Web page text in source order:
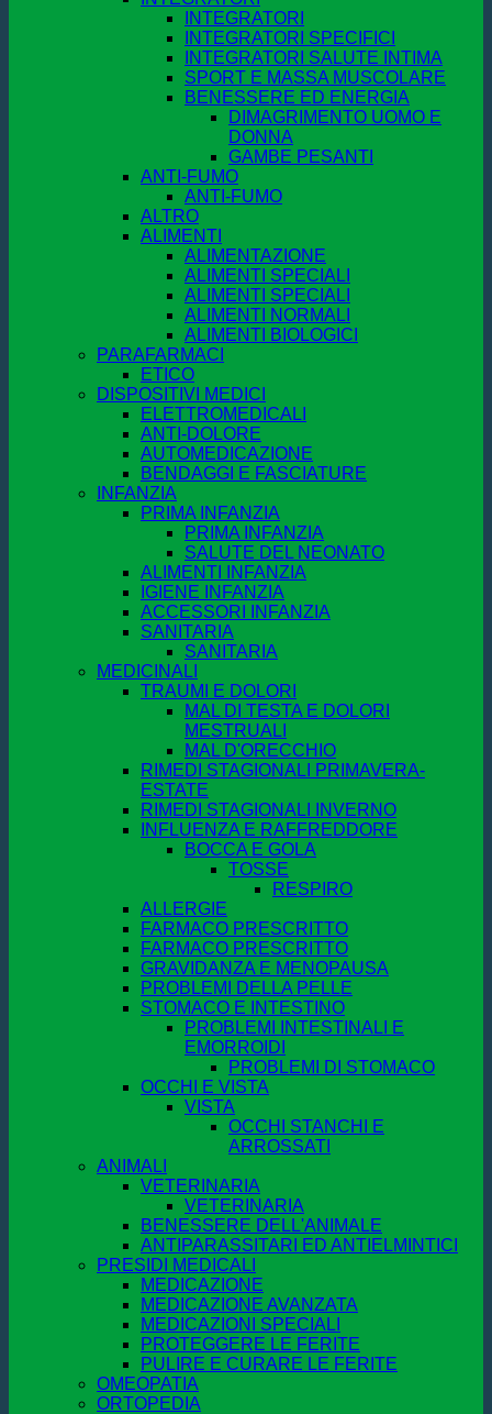
INTEGRATORI
INTEGRATORI SPECIFICI
INTEGRATORI SALUTE INTIMA
SPORT E MASSA MUSCOLARE
BENESSERE ED ENERGIA
DIMAGRIMENTO UOMO E
DONNA
GAMBE PESANTI
ANTI-FUMO
ANTI-FUMO
ALTRO
ALIMENTI
ALIMENTAZIONE
ALIMENTI SPECIALI
ALIMENTI SPECIALI
ALIMENTI NORMALI
ALIMENTI BIOLOGICI
PARAFARMACI
ETICO
DISPOSITIVI MEDICI
ELETTROMEDICALI
ANTI-DOLORE
AUTOMEDICAZIONE
BENDAGGI E FASCIATURE
INFANZIA
PRIMA INFANZIA
PRIMA INFANZIA
SALUTE DEL NEONATO
ALIMENTI INFANZIA
IGIENE INFANZIA
ACCESSORI INFANZIA
SANITARIA
SANITARIA
MEDICINALI
TRAUMI E DOLORI
MAL DI TESTA E DOLORI
MESTRUALI
MAL D'ORECCHIO
RIMEDI STAGIONALI PRIMAVERA-
ESTATE
RIMEDI STAGIONALI INVERNO
INFLUENZA E RAFFREDDORE
BOCCA E GOLA
TOSSE
RESPIRO
ALLERGIE
FARMACO PRESCRITTO
FARMACO PRESCRITTO
GRAVIDANZA E MENOPAUSA
PROBLEMI DELLA PELLE
STOMACO E INTESTINO
PROBLEMI INTESTINALI E
EMORROIDI
PROBLEMI DI STOMACO
OCCHI E VISTA
VISTA
OCCHI STANCHI E
ARROSSATI
ANIMALI
VETERINARIA
VETERINARIA
BENESSERE DELL'ANIMALE
ANTIPARASSITARI ED ANTIELMINTICI
PRESIDI MEDICALI
MEDICAZIONE
MEDICAZIONE AVANZATA
MEDICAZIONI SPECIALI
PROTEGGERE LE FERITE
PULIRE E CURARE LE FERITE
OMEOPATIA
ORTOPEDIA